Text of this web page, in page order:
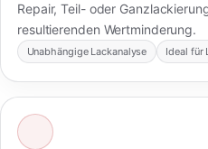
Repair, Teil- oder
resultierenden Wertminderung.
Unabhängige Lackanalyse Ideal für